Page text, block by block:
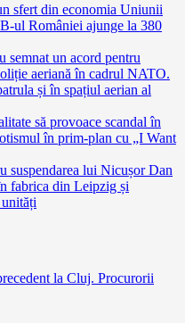
sfert din economia Uniunii
ul României ajunge la 380
semnat un acord pentru
aeriană în cadrul NATO.
și în spațiul aerian al
să provoace scandal în
în prim-plan cu „I Want
suspendarea lui Nicușor Dan
fabrica din Leipzig și
la Cluj. Procurorii